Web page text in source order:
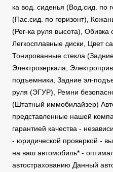
ка вод. сиденья (Вод.сид. по
(Пас.сид. по горизонт),
(Рег-ка руля высота), Обивка
Легкосплавные диски, Цвет
Тонированные стекла
Электрозеркала,
подъемники, Задние эл-
руля (ЭГУР), Ремни
(Штатный иммобилайзер)
представленные нашей
гарантией качества -
- юридической проверкой -
на ваш автомобиль* -
автострахованию Данный